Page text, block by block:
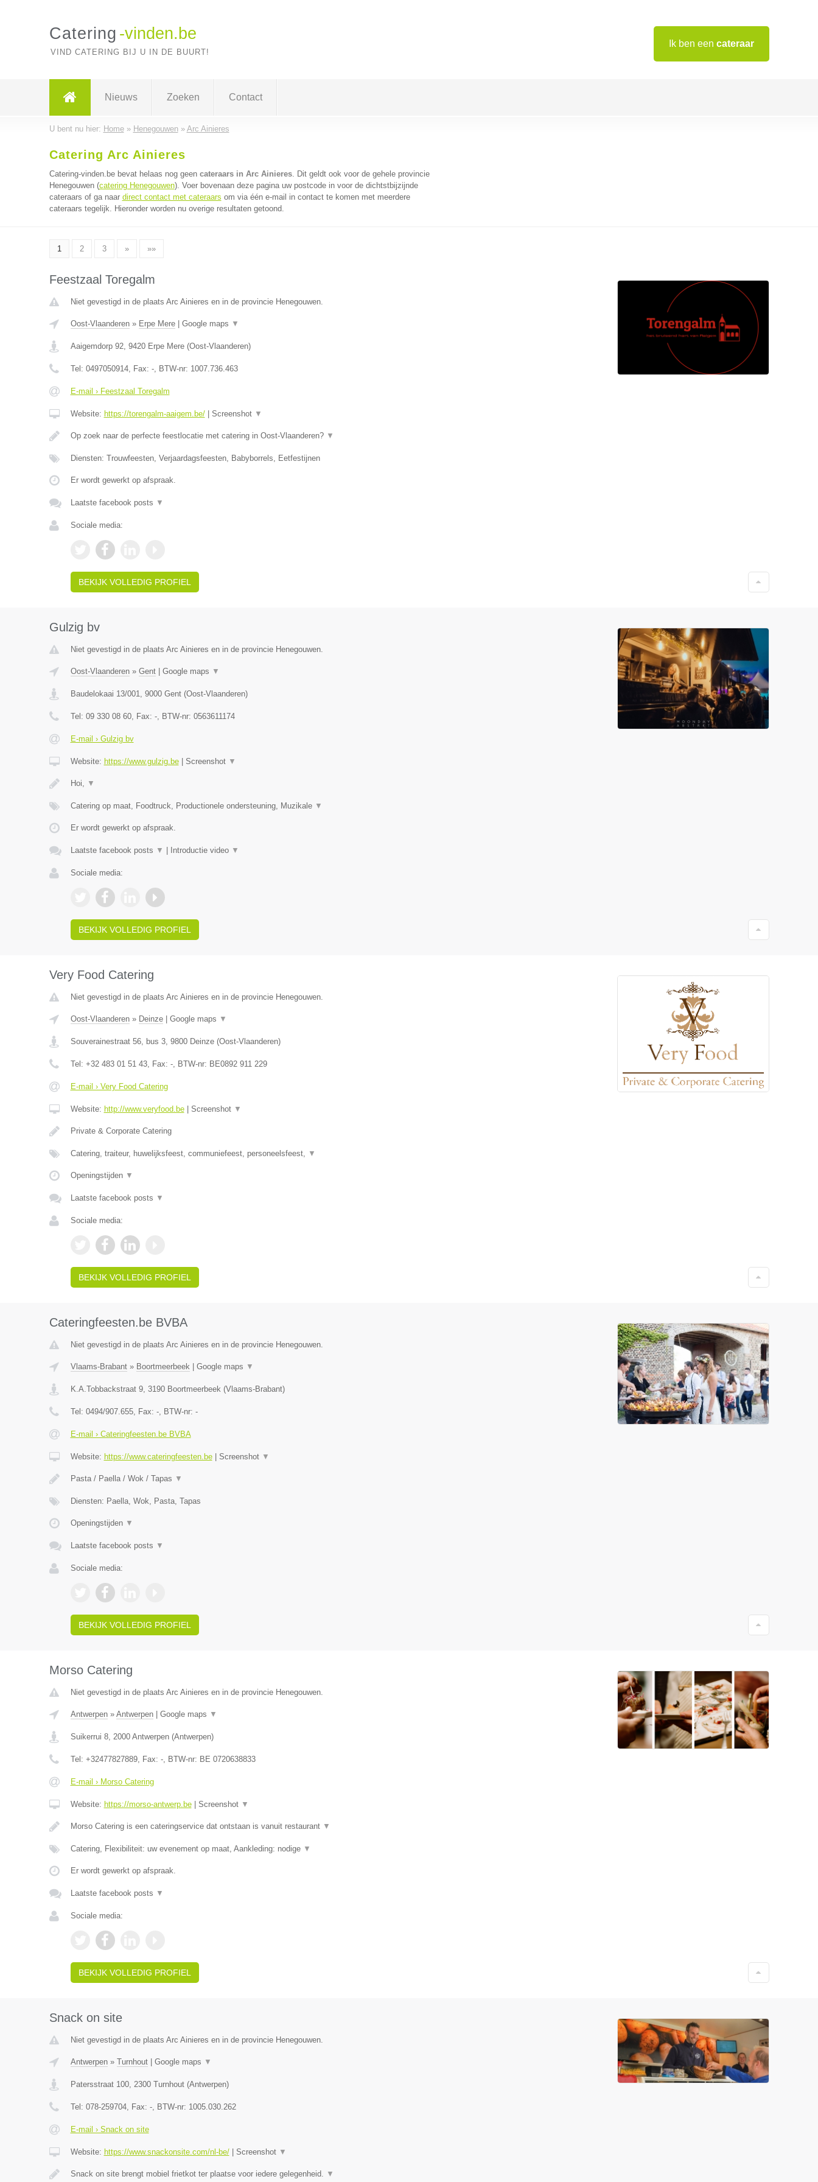
Ik ben een cateraar
Catering -vinden.be
VIND CATERING BIJ U IN DE BUURT!
Nieuws Zoeken Contact
U bent nu hier: Home» Henegouwen» Arc Ainieres
Catering Arc Ainieres
Catering-vinden.be bevat helaas nog geen cateraars in Arc Ainieres. Dit geldt ook voor de gehele provincie
Henegouwen (catering Henegouwen). Voer bovenaan deze pagina uw postcode in voor de dichtstbijzijnde
cateraars of ga naar direct contact met cateraars om via één e-mail in contact te komen met meerdere
cateraars tegelijk. Hieronder worden nu overige resultaten getoond.
1 2 3 » »»
Feestzaal Toregalm
Niet gevestigd in de plaats Arc Ainieres en in de provincie Henegouwen.
Oost-Vlaanderen» Erpe Mere| Google maps ▼
Aaigemdorp 92, 9420 Erpe Mere(Oost-Vlaanderen)
Tel: 0497050914, Fax: -, BTW-nr: 1007.736.463
E-mail › Feestzaal Toregalm
Website: https://torengalm-aaigem.be/| Screenshot ▼
Op zoek naar de perfecte feestlocatie met catering in Oost-Vlaanderen? ▼
Diensten: Trouwfeesten, Verjaardagsfeesten, Babyborrels, Eetfestijnen
Er wordt gewerkt op afspraak.
Laatste facebook posts ▼
Sociale media:
BEKIJK VOLLEDIG PROFIEL
Gulzig bv
Niet gevestigd in de plaats Arc Ainieres en in de provincie Henegouwen.
Oost-Vlaanderen» Gent| Google maps ▼
Baudelokaai 13/001, 9000 Gent(Oost-Vlaanderen)
Tel: 09 330 08 60, Fax: -, BTW-nr: 0563611174
E-mail › Gulzig bv
Website: https://www.gulzig.be| Screenshot ▼
Hoi, ▼
Catering op maat, Foodtruck, Productionele ondersteuning, Muzikale ▼
Er wordt gewerkt op afspraak.
Laatste facebook posts ▼ Introductie video ▼
Sociale media:
BEKIJK VOLLEDIG PROFIEL
Very Food Catering
Niet gevestigd in de plaats Arc Ainieres en in de provincie Henegouwen.
Oost-Vlaanderen» Deinze| Google maps ▼
Souverainestraat 56, bus 3, 9800 Deinze(Oost-Vlaanderen)
Tel: +32 483 01 51 43, Fax: -, BTW-nr: BE0892 911 229
E-mail › Very Food Catering
Website: http://www.veryfood.be| Screenshot ▼
Private & Corporate Catering
Catering, traiteur, huwelijksfeest, communiefeest, personeelsfeest, ▼
Openingstijden ▼
Laatste facebook posts ▼
Sociale media:
BEKIJK VOLLEDIG PROFIEL
Cateringfeesten.be BVBA
Niet gevestigd in de plaats Arc Ainieres en in de provincie Henegouwen.
Vlaams-Brabant» Boortmeerbeek| Google maps ▼
K.A.Tobbackstraat 9, 3190 Boortmeerbeek(Vlaams-Brabant)
Tel: 0494/907.655, Fax: -, BTW-nr: -
E-mail › Cateringfeesten.be BVBA
Website: https://www.cateringfeesten.be| Screenshot ▼
Pasta / Paella / Wok / Tapas ▼
Diensten: Paella, Wok, Pasta, Tapas
Openingstijden ▼
Laatste facebook posts ▼
Sociale media:
BEKIJK VOLLEDIG PROFIEL
Morso Catering
Niet gevestigd in de plaats Arc Ainieres en in de provincie Henegouwen.
Antwerpen» Antwerpen| Google maps ▼
Suikerrui 8, 2000 Antwerpen(Antwerpen)
Tel: +32477827889, Fax: -, BTW-nr: BE 0720638833
E-mail › Morso Catering
Website: https://morso-antwerp.be| Screenshot ▼
Morso Catering is een cateringservice dat ontstaan is vanuit restaurant ▼
Catering, Flexibiliteit: uw evenement op maat, Aankleding: nodige ▼
Er wordt gewerkt op afspraak.
Laatste facebook posts ▼
Sociale media:
BEKIJK VOLLEDIG PROFIEL
Snack on site
Niet gevestigd in de plaats Arc Ainieres en in de provincie Henegouwen.
Antwerpen» Turnhout| Google maps ▼
Patersstraat 100, 2300 Turnhout(Antwerpen)
Tel: 078-259704, Fax: -, BTW-nr: 1005.030.262
E-mail › Snack on site
Website: https://www.snackonsite.com/nl-be/| Screenshot ▼
Snack on site brengt mobiel frietkot ter plaatse voor iedere gelegenheid. ▼